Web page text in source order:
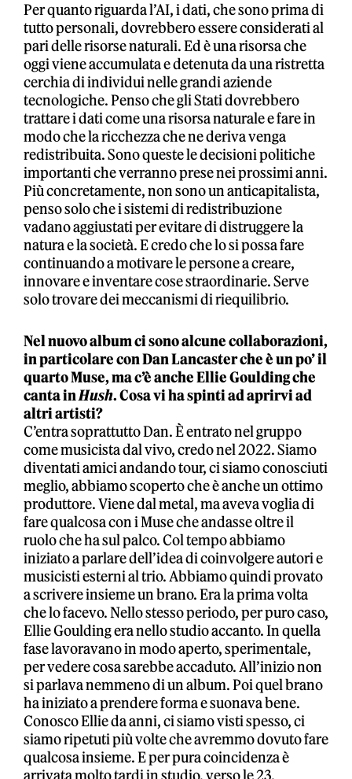
Per quanto riguarda l’AI, i dati, che sono prima di
tutto personali, dovrebbero essere considerati al
pari delle risorse naturali. Ed è una risorsa che
oggi viene accumulata e detenuta da una ristretta
cerchia di individui nelle grandi aziende
tecnologiche. Penso che gli Stati dovrebbero
trattare i dati come una risorsa naturale e fare in
modo che la ricchezza che ne deriva venga
redistribuita. Sono queste le decisioni politiche
importanti che verranno prese nei prossimi anni.
Più concretamente, non sono un anticapitalista,
penso solo che i sistemi di redistribuzione
vadano aggiustati per evitare di distruggere la
natura e la società. E credo che lo si possa fare
continuando a motivare le persone a creare,
innovare e inventare cose straordinarie. Serve
solo trovare dei meccanismi di riequilibrio.
Nel nuovo album ci sono alcune collaborazioni,
in particolare con Dan Lancaster che è un po’ il
quarto Muse, ma c’è anche Ellie Goulding che
canta inHush. Cosa vi ha spinti ad aprirvi ad
altri artisti?
C’entra soprattutto Dan. È entrato nel gruppo
come musicista dal vivo, credo nel 2022. Siamo
diventati amici andando tour, ci siamo conosciuti
meglio, abbiamo scoperto che è anche un ottimo
produttore. Viene dal metal, ma aveva voglia di
fare qualcosa con i Muse che andasse oltre il
ruolo che ha sul palco. Col tempo abbiamo
iniziato a parlare dell’idea di coinvolgere autori e
musicisti esterni al trio. Abbiamo quindi provato
a scrivere insieme un brano. Era la prima volta
che lo facevo. Nello stesso periodo, per puro caso,
Ellie Goulding era nello studio accanto. In quella
fase lavoravano in modo aperto, sperimentale,
per vedere cosa sarebbe accaduto. All’inizio non
si parlava nemmeno di un album. Poi quel brano
ha iniziato a prendere forma e suonava bene.
Conosco Ellie da anni, ci siamo visti spesso, ci
siamo ripetuti più volte che avremmo dovuto fare
qualcosa insieme. E per pura coincidenza è